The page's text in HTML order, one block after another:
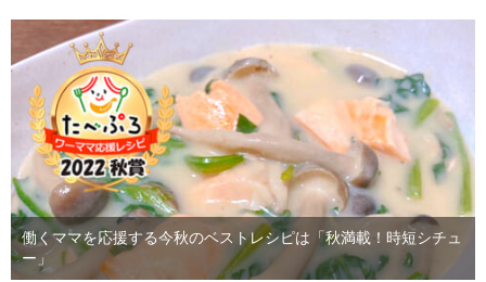
働くママを応援する今秋のベストレシピは「秋満載！時短シチュ
ー」